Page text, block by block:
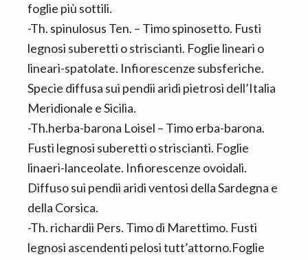
foglie più sottili.
-Th. spinulosus Ten. – Timo spinosetto. Fusti
legnosi suberetti o striscianti. Foglie lineari o
lineari-spatolate. Infiorescenze subsferiche.
Specie diffusa sui pendii aridi pietrosi dell’Italia
Meridionale e Sicilia.
-Th.herba-barona Loisel – Timo erba-barona.
Fusti legnosi suberetti o striscianti. Foglie
linaeri-lanceolate. Infiorescenze ovoidali.
Diffuso sui pendii aridi ventosi della Sardegna e
della Corsica.
-Th. richardii Pers. Timo di Marettimo. Fusti
legnosi ascendenti pelosi tutt’attorno.Foglie